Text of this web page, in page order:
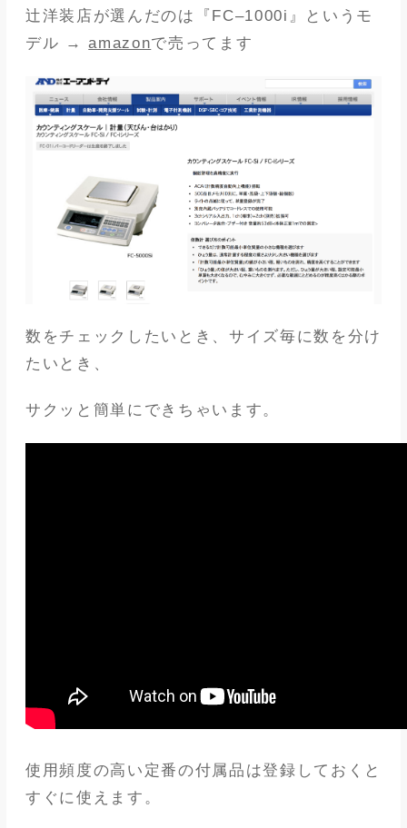
辻洋装店が選んだのは『FC–1000i』というモ
デル →amazonで売ってます
数をチェックしたいとき、サイズ毎に数を分け
たいとき、
サクッと簡単にできちゃいます。
使用頻度の高い定番の付属品は登録しておくと
すぐに使えます。